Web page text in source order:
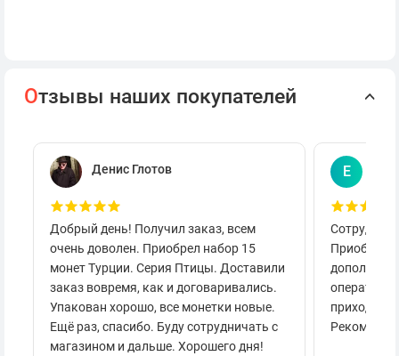
Отзывы наших покупателей
Денис Глотов
Добрый день! Получил заказ, всем
очень доволен. Приобрел набор 15
монет Турции. Серия Птицы. Доставили
заказ вовремя, как и договаривались.
Упакован хорошо, все монетки новые.
Ещё раз, спасибо. Буду сотрудничать с
магазином и дальше. Хорошего дня!
Е
приходило